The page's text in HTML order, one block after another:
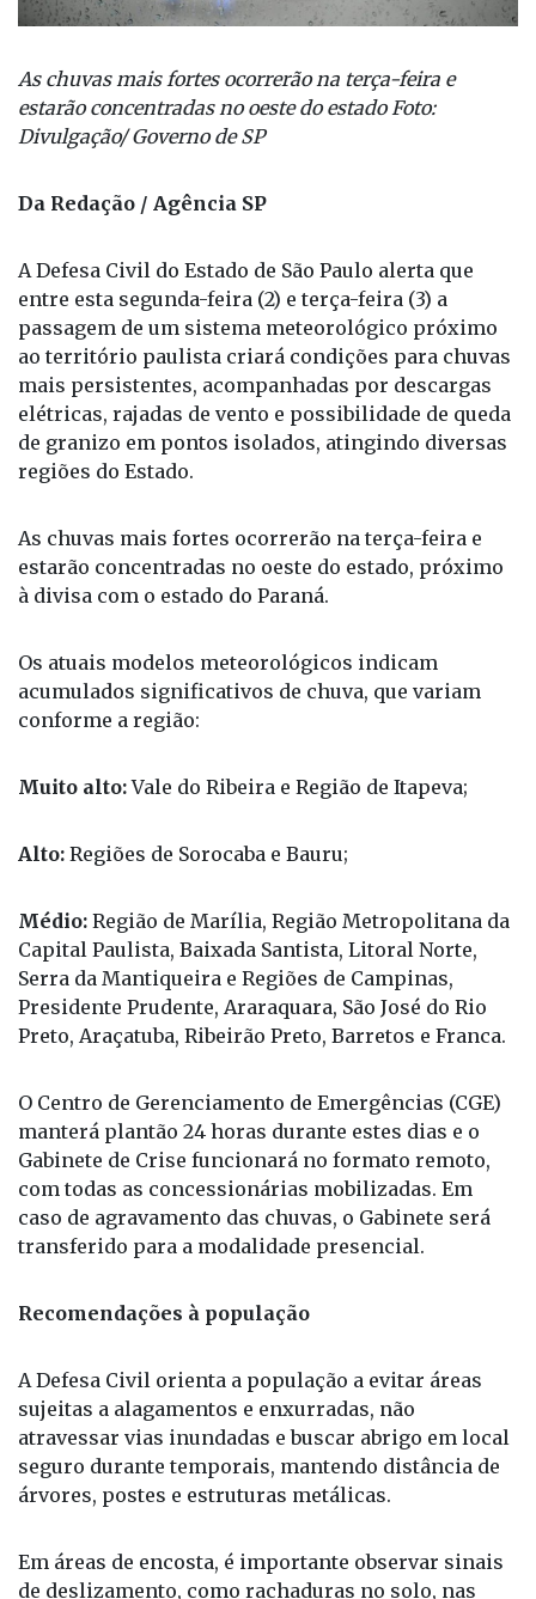
As chuvas mais fortes ocorrerão na terça-feira e
estarão concentradas no oeste do estado Foto:
A Defesa Civil do Estado de São Paulo alerta que
entre esta segunda-feira (2) e terça-feira (3) a
passagem de um sistema meteorológico próximo
ao território paulista criará condições para chuvas
mais persistentes, acompanhadas por descargas
elétricas, rajadas de vento e possibilidade de queda
de granizo em pontos isolados, atingindo diversas
As chuvas mais fortes ocorrerão na terça-feira e
estarão concentradas no oeste do estado, próximo
Os atuais modelos meteorológicos indicam
acumulados significativos de chuva, que variam
Médio: Região de Marília, Região Metropolitana da
Capital Paulista, Baixada Santista, Litoral Norte,
Serra da Mantiqueira e Regiões de Campinas,
Presidente Prudente, Araraquara, São José do Rio
O Centro de Gerenciamento de Emergências (CGE)
manterá plantão 24 horas durante estes dias e o
Gabinete de Crise funcionará no formato remoto,
com todas as concessionárias mobilizadas. Em
caso de agravamento das chuvas, o Gabinete será
A Defesa Civil orienta a população a evitar áreas
sujeitas a alagamentos e enxurradas, não
atravessar vias inundadas e buscar abrigo em local
seguro durante temporais, mantendo distância de